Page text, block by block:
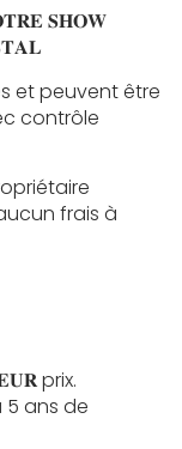
𝐒𝐇𝐎𝐖
et peuvent être
contrôle
frais à
prix.
5 ans de